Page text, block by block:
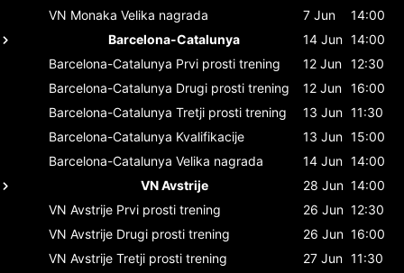
VN Monaka Velika nagrada 7 Jun
14:00
Barcelona-Catalunya
14 Jun 14:00
Barcelona-Catalunya Prvi prosti trening 12 Jun 12:30
Barcelona-Catalunya Drugi prosti trening 12 Jun 16:00
Barcelona-Catalunya Tretji prosti trening 13 Jun 11:30
Barcelona-Catalunya Kvalifikacije 13 Jun 15:00
Barcelona-Catalunya Velika nagrada 14 Jun 14:00
VN Avstrije
28 Jun 14:00
VN Avstrije Prvi prosti trening 26 Jun 12:30
VN Avstrije Drugi prosti trening 26 Jun 16:00
VN Avstrije Tretji prosti trening 27 Jun 11:30